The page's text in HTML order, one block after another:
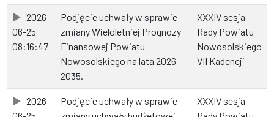
2026-
06-25
08:16:47
Podjęcie uchwały w sprawie
zmiany Wieloletniej Prognozy
Finansowej Powiatu
Nowosolskiego na lata 2026 –
2035.
XXXIV sesja
Rady Powiatu
Nowosolskiego
VII Kadencji
2026-
Podjęcie uchwały w sprawie
XXXIV sesja